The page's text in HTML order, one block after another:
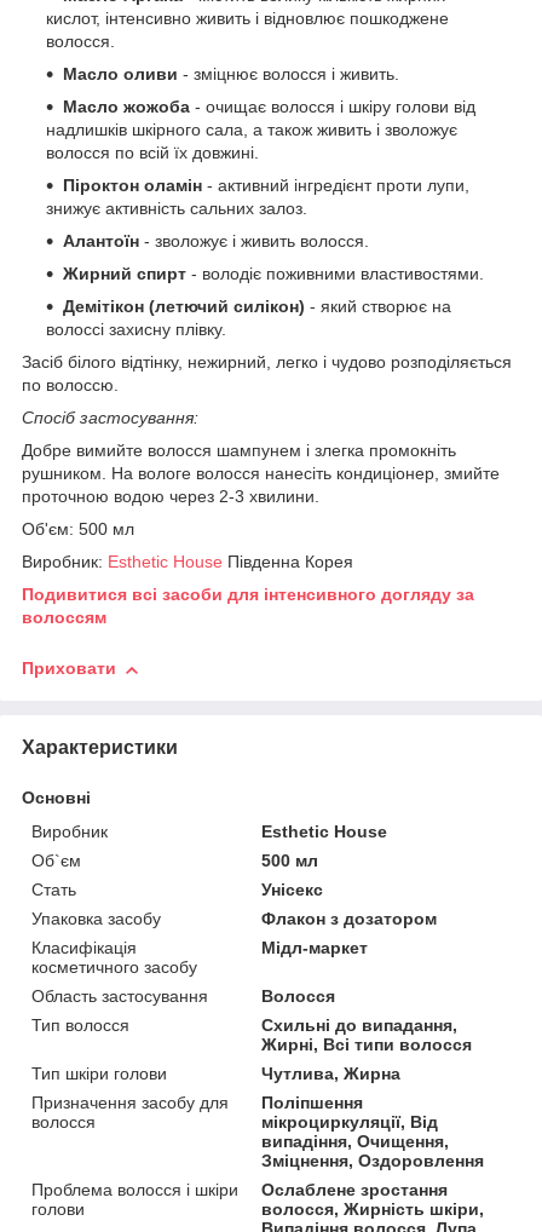
кислот, інтенсивно живить і відновлює пошкоджене
волосся.
Масло оливи - зміцнює волосся і живить.
Масло жожоба - очищає волосся і шкіру голови від
надлишків шкірного сала, а також живить і зволожує
волосся по всій їх довжині.
Піроктон оламін - активний інгредієнт проти лупи,
знижує активність сальних залоз.
Алантоїн - зволожує і живить волосся.
Жирний спирт - володіє поживними властивостями.
Демітікон (летючий силікон) - який створює на
волоссі захисну плівку.
Засіб білого відтінку, нежирний, легко і чудово розподіляється
по волоссю.
Спосіб застосування:
Добре вимийте волосся шампунем і злегка промокніть
рушником. На вологе волосся нанесіть кондиціонер, змийте
проточною водою через 2-3 хвилини.
Об'єм: 500 мл
Виробник: Esthetic House Південна Корея
Подивитися всі засоби для інтенсивного догляду за
волоссям
Приховати
Характеристики
Основні
Виробник
Esthetic House
Об`єм
500 мл
Стать
Унісекс
Упаковка засобу
Флакон з дозатором
Класифікація
косметичного засобу
Мідл-маркет
Область застосування
Волосся
Тип волосся
Схильні до випадання,
Жирні, Всі типи волосся
Тип шкіри голови
Чутлива, Жирна
Призначення засобу для
волосся
Поліпшення
мікроциркуляції, Від
випадіння, Очищення,
Зміцнення, Оздоровлення
Проблема волосся і шкіри
голови
Ослаблене зростання
волосся, Жирність шкіри,
Випадіння волосся, Лупа,